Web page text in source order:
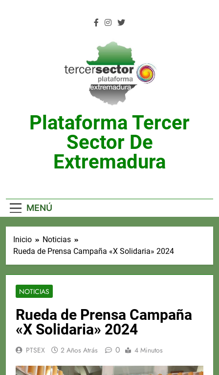
Plataforma Tercer
Sector De
Extremadura
MENÚ
Inicio
Noticias
Rueda de Prensa Campaña «X Solidaria» 2024
NOTICIAS
Rueda de Prensa Campaña
«X Solidaria» 2024
PTSEX 2 Años Atrás 0 4 Minutos